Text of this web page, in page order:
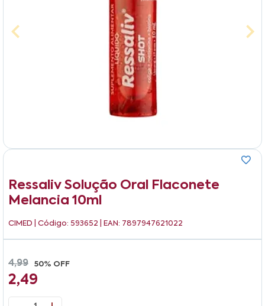
Ressaliv Solução Oral Flaconete
Melancia 10ml
CIMED | Código: 593652 | EAN: 7897947621022
4,99 50% OFF
2,49